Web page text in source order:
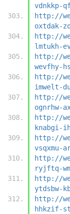
vdnkkp-
http://
oxtdak-
http://
lmtukh-
http://
wevfhy-
http://
imwelt-
http://
ognrhw-
http://
knabgi-
http://
vsqxmu-
http://
ryjftq-
http://
ytdsbw-
http://
hhkzif-